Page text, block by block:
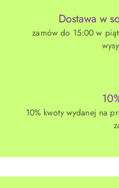
Dostawa w
zamów do 15:00 w
10% kwoty wydanej na